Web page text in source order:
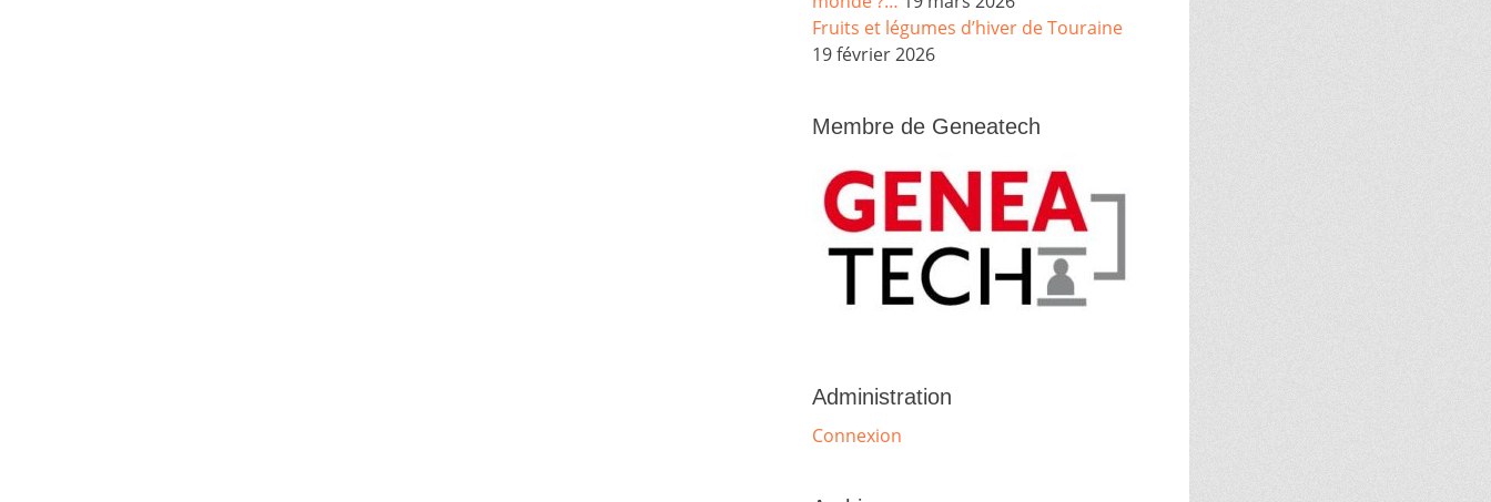
Fruits et légumes d’hiver de Touraine
19 février 2026
Membre de Geneatech
Administration
Connexion